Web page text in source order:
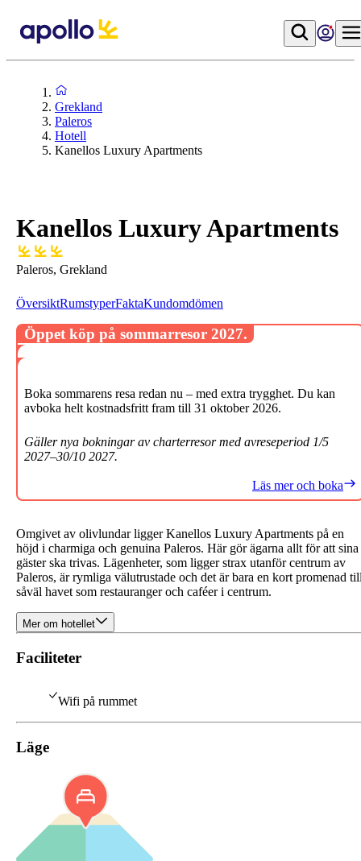
Grekland
Paleros
Hotell
Kanellos Luxury Apartments
Kanellos Luxury Apartments
Paleros, Grekland
ÖversiktRumstyperFaktaKundomdömen
Omgivet av olivlundar ligger Kanellos Luxury Apartments på en
höjd i charmiga och genuina Paleros. Här gör ägarna allt för att sina
gäster ska trivas. Lägenheter, som ligger strax utanför centrum av
Paleros, är rymliga välutrustade och det är bara en kort promenad
såväl havet som restauranger och caféer i centrum.
Mer om hotellet
Faciliteter
Wifi på rummet
Läge
Öppet köp på sommarresor 2027.
Boka sommarens resa redan nu – med extra trygghet. Du kan
avboka helt kostnadsfritt fram till 31 oktober 2026.
Gäller nya bokningar av charterresor med avreseperiod 1/5
2027–30/10 2027.
Läs mer och boka